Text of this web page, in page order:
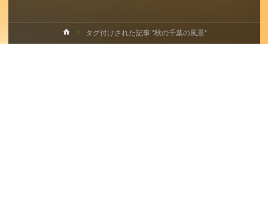
ホ
ー
タグ付けされた記事 "秋の千葉の風景"